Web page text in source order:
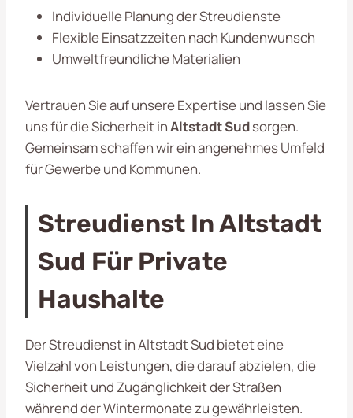
Individuelle Planung der Streudienste
Flexible Einsatzzeiten nach Kundenwunsch
Umweltfreundliche Materialien
Vertrauen Sie auf unsere Expertise und lassen Sie
uns für die Sicherheit inAltstadt Sudsorgen.
Gemeinsam schaffen wir ein angenehmes Umfeld
für Gewerbe und Kommunen.
Streudienst In Altstadt
Sud Für Private
Haushalte
Der Streudienst in Altstadt Sud bietet eine
Vielzahl von Leistungen, die darauf abzielen, die
Sicherheit und Zugänglichkeit der Straßen
während der Wintermonate zu gewährleisten.